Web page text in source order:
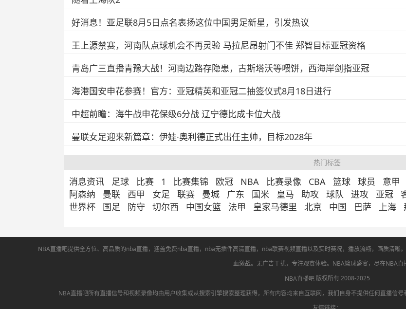
好消息！亚足联8月5日点名表扬这位中国男足新星，引发热议
王上源禁赛，河南队点球机会不再灵验 马拉尼昂射门不佳 郑智目标亚冠资格
青岛广三直播青豫大战！河南边路存隐患，古斯塔沃等喂饼，西海岸剑指亚冠
海港国安申花参赛！官方：亚冠精英和亚冠二抽签仪式8月18日进行
中超前瞻：海牛战申花保级6分战 辽宁德比成卡位大战
曼联女足迎来新篇章：伊娃·奥利德正式出任主帅，目标2028年
热门标签
消息资讯 足球 比赛 1 比赛集锦 欧冠 NBA 比赛录像 CBA 篮球 球员 意甲
阿森纳
曼联 西甲 女足 联赛 曼城 广东 国米 皇马 助攻 球队 进攻 亚冠
世界杯
国足 防守 切尔西 中国女篮 法甲 皇家马德里 北京 中国 巴萨 上海
NBA直播吧提供全方位、高品质的nba直播，涵盖免费nba直播，nba无插件高清直播，nba联赛视频直播以及实时赛况，播放流畅，画质清
血激战。无广告干扰，专注观赛体验。NBA篮球盛宴，尽在NBA直
NBA直播吧版权所有 2008-2025
NBA直播吧所有直播信号和视频录像均由用户收集或从搜索引擎搜索整理获得，所有内容均来自互联网，我们自身不提供任何直播信